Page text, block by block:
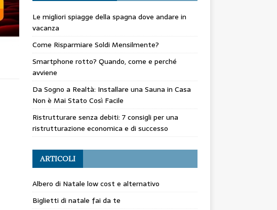
Le migliori spiagge della spagna dove andare in
vacanza
Come Risparmiare Soldi Mensilmente?
Smartphone rotto? Quando, come e perché
avviene
Da Sogno a Realtà: Installare una Sauna in Casa
Non è Mai Stato Così Facile
Ristrutturare senza debiti: 7 consigli per una
ristrutturazione economica e di successo
ARTICOLI
Albero di Natale low cost e alternativo
Biglietti di natale fai da te